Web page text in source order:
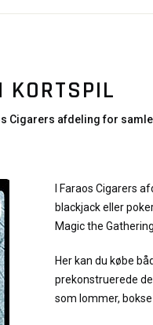
KORTSPIL
Cigarers afdeling for
I Faraos Cigarers
blackjack eller
Magic the
Her kan du købe
prekonstruerede
som lommer,